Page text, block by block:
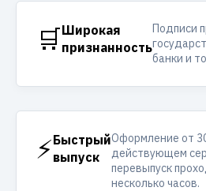
🛒Широкая
признанность
Подписи
банки и
⚡Быстрый
выпуск
Оформление от
действующем
перевыпуск
несколько часов.